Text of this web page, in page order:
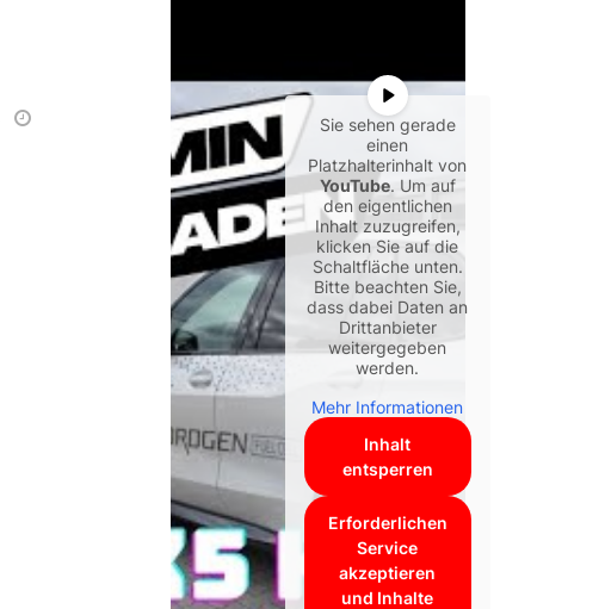
Sie sehen gerade
einen
Platzhalterinhalt von
YouTube. Um auf
den eigentlichen
Inhalt zuzugreifen,
klicken Sie auf die
Schaltfläche unten.
Bitte beachten Sie,
dass dabei Daten an
Drittanbieter
weitergegeben
werden.
Mehr Informationen
Inhalt
entsperren
Erforderlichen
Service
akzeptieren
und Inhalte